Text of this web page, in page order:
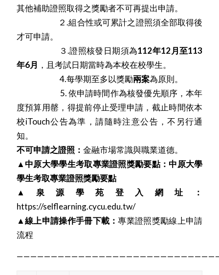
其他補助證照取得之獎勵者不可再提出申請。
２.組合性或可累計之證照須全部取得後
才可申請。
３.證照核發日期須為112年12月至113
年6月 ，且考試日期當時為本校在校學生。
4.每學期至多以獎勵兩案為原則。
5. 依申請時間作為核發優先順序，本年
度預算用罄，得提前停止受理申請，截止時間依本
校iTouch公告為準，請隨時注意公告，不另行通
知。
不可申請之證照： 金融市場常識與職業道德。
▲中原大學學生考取專業證照獎勵要點： 中原大學
學生考取專業證照獎勵要點
▲泉源學苑登入網址：
https://selflearning.cycu.edu.tw/
▲線上申請操作手冊下載：專業證照獎勵線上申請
流程